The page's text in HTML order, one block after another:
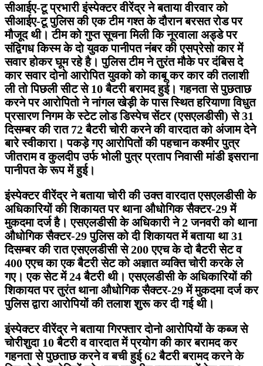
सीआईए-टू प्रभारी इंस्पेक्टर वीरेंद्र ने बताया वीरवार को
सीआईए-टू पुलिस की एक टीम गश्त के दौरान बरसत रोड पर
मौजूद थी। टीम को गुप्त सूचना मिली कि नूरवाला अड्डे पर
संद्विगध किस्म के दो युवक पानीपत नंबर की एसप्रेसो कार में
सवार होकर घूम रहे है। पुलिस टीम ने तुरंत मौके पर दंबिस दे
कार सवार दोनो आरोपित युवको को काबू कर कार की तलाशी
ली तो पिछली सीट से 10 बैटरी बरामद हुई। गहनता से पुछताछ
करने पर आरोपितो ने नांगल खेड़ी के पास स्थित हरियाणा विधुत
प्रसारण निगम के स्टेट लोड डिस्पेच सेंटर (एसएलडीसी) से 31
दिसम्बर की रात 72 बैटरी चोरी करने की वारदात को अंजाम देने
बारे स्वीकारा। पकड़े गए आरोपितों की पहचान कश्मीर पुत्र
जीतराम व कुलदीप उर्फ भोली पुत्र प्रताप निवासी मांडी इसराना
पानीपत के रूप में हुई।
इंस्पेक्टर वीरेंद्र ने बताया चोरी की उक्त वारदात एसएलडीसी के
अधिकारियों की शिकायत पर थाना औधोगिक सैक्टर-29 में
मुकदमा दर्ज है। एसएलडीसी के अधिकारी ने 2 जनवरी को थाना
औधोगिक सैक्टर-29 पुलिस को दी शिकायत में बताया था 31
दिसम्बर की रात एसएलडीसी से 200 एएच के दो बैटरी सेट व
400 एएच का एक बैटरी सेट को अज्ञात व्यक्ति चोरी करके ले
गए। एक सेट में 24 बैटरी थी। एसएलडीसी के अधिकारियों की
शिकायत पर तुरंत थाना औधोगिक सैक्टर-29 में मुकदमा दर्ज कर
पुलिस द्वारा आरोपियों की तलाश शुरू कर दी गई थी।
इंस्पेक्टर वीरेंद्र ने बताया गिरफ्तार दोनो आरोपियों के कब्ज से
चोरीशुदा 10 बैटरी व वारदात में प्रयोग की कार बरामद कर
गहनता से पुछताछ करने व बची हुई 62 बैटरी बरामद करने के